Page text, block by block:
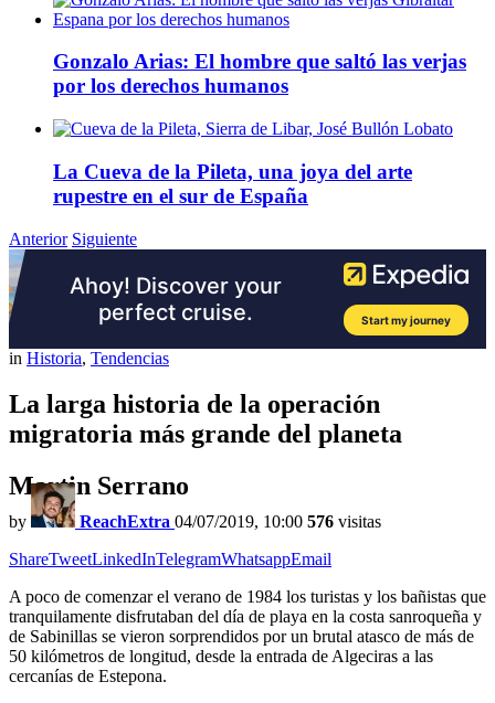
Gonzalo Arias: El hombre que saltó las verjas
por los derechos humanos
La Cueva de la Pileta, una joya del arte
rupestre en el sur de España
Anterior Siguiente
in Historia, Tendencias
La larga historia de la operación
migratoria más grande del planeta
Martin Serrano
by ReachExtra 04/07/2019, 10:00 576 visitas
ShareTweetLinkedInTelegramWhatsappEmail
A poco de comenzar el verano de 1984 los turistas y los bañistas que
tranquilamente disfrutaban del día de playa en la costa sanroqueña y
de Sabinillas se vieron sorprendidos por un brutal atasco de más de
50 kilómetros de longitud, desde la entrada de Algeciras a las
cercanías de Estepona.